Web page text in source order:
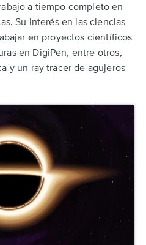
a tiempo completo en
Su interés en las ciencias
en proyectos científicos
en DigiPen, entre otros,
y un ray tracer de agujeros